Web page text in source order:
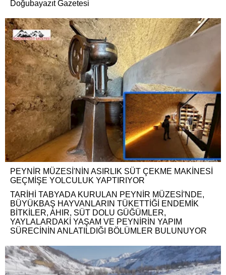
Doğubayazıt Gazetesi
PEYNİR MÜZESİ'NİN ASIRLIK SÜT ÇEKME MAKİNESİ
GEÇMİŞE YOLCULUK YAPTIRIYOR
TARİHİ TABYADA KURULAN PEYNİR MÜZESİ'NDE,
BÜYÜKBAŞ HAYVANLARIN TÜKETTİĞİ ENDEMİK
BİTKİLER, AHIR, SÜT DOLU GÜĞÜMLER,
YAYLALARDAKİ YAŞAM VE PEYNİRİN YAPIM
SÜRECİNİN ANLATILDIĞI BÖLÜMLER BULUNUYOR